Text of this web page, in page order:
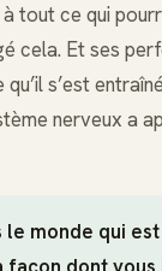
tout ce qui
cela. Et ses
s’est
nerveux a
le monde qui